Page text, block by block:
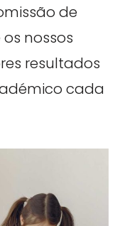
de
nossos
resultados
cada